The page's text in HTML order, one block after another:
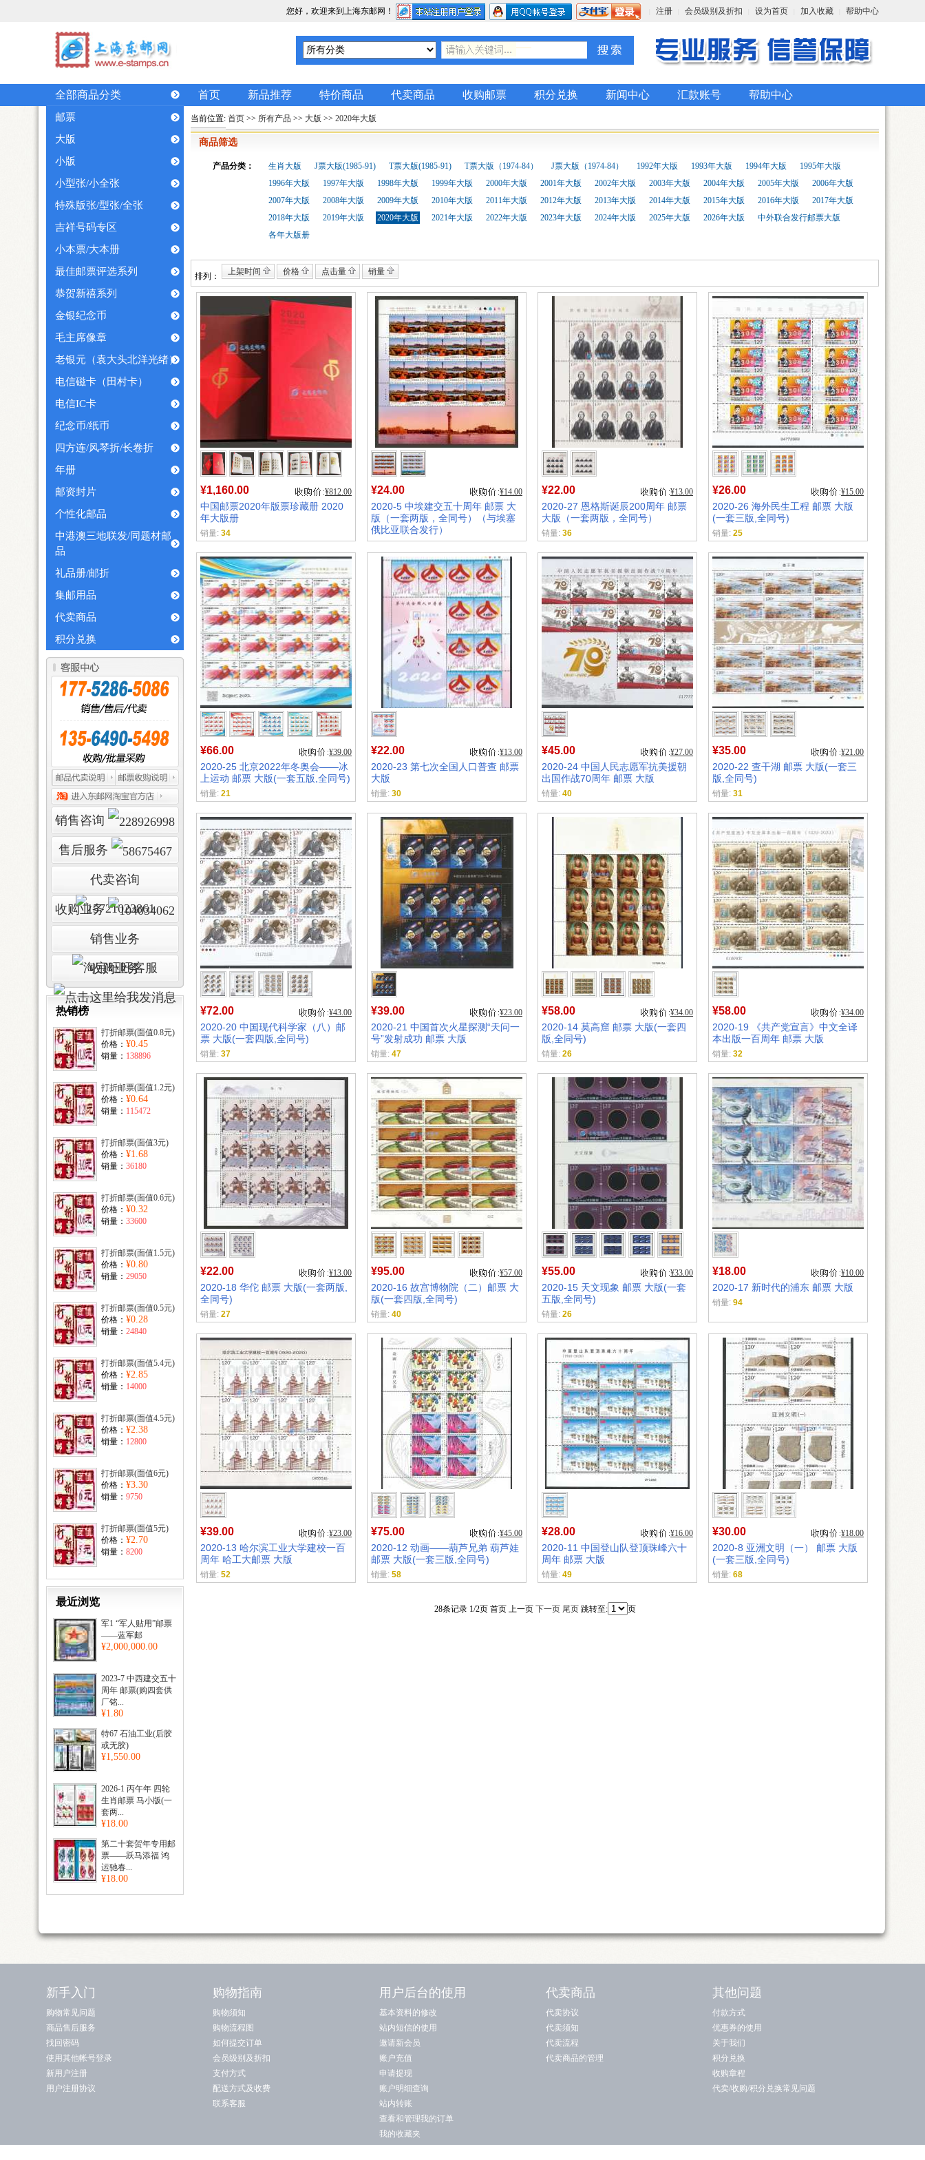
您好，欢迎来到上海东邮网！ 注册 会员级别及折扣 设为首页 加入收藏 帮助中心
全部商品分类 首页 新品推荐 特价商品 代卖商品 收购邮票 积分兑换 新闻中心 汇款账号 帮助中心
邮票
大版
小版
小型张/小全张
特殊版张/型张/全张
吉祥号码专区
小本票/大本册
最佳邮票评选系列
恭贺新禧系列
金银纪念币
毛主席像章
老银元（袁大头北洋光绪）
电信磁卡（田村卡）
电信IC卡
纪念币/纸币
四方连/风琴折/长卷折
年册
邮资封片
个性化邮品
中港澳三地联发/同题材邮
品
礼品册/邮折
集邮用品
代卖商品
积分兑换
销售咨询
售后服务
代卖咨询
收购业务
销售业务
收购业务
热销榜
打折邮票(面值0.8元)
价格： ¥0.45
销量： 138896
打折邮票(面值1.2元)
价格： ¥0.64
销量： 115472
打折邮票(面值3元)
价格： ¥1.68
销量： 36180
打折邮票(面值0.6元)
价格： ¥0.32
销量： 33600
打折邮票(面值1.5元)
价格： ¥0.80
销量： 29050
打折邮票(面值0.5元)
价格： ¥0.28
销量： 24840
打折邮票(面值5.4元)
价格： ¥2.85
销量： 14000
打折邮票(面值4.5元)
价格： ¥2.38
销量： 12800
打折邮票(面值6元)
价格： ¥3.30
销量： 9750
打折邮票(面值5元)
价格： ¥2.70
销量： 8200
最近浏览
军1 “军人贴用”邮票
——蓝军邮
¥2,000,000.00
2023-7 中西建交五十
周年 邮票(购四套供
厂铭...
¥1.80
特67 石油工业(后胶
或无胶)
¥1,550.00
2026-1 丙午年 四轮
生肖邮票 马小版(一
套两...
¥18.00
第二十套贺年专用邮
票——跃马添福 鸿
运驰春...
¥18.00
当前位置: 首页 >> 所有产品 >> 大版 >> 2020年大版
商品筛选
产品分类： 生肖大版 J票大版(1985-91) T票大版(1985-91) T票大版（1974-84） J票大版（1974-84） 1992年大版 1993年大版 1994年大版
1995年大版
1996年大版
1997年大版 1998年大版 1999年大版 2000年大版 2001年大版 2002年大版 2003年大版 2004年大版 2005年大版
2006年大版
2007年大版
2008年大版 2009年大版 2010年大版 2011年大版 2012年大版 2013年大版 2014年大版 2015年大版 2016年大版
2017年大版
2018年大版
2019年大版 2020年大版 2021年大版 2022年大版 2023年大版 2024年大版 2025年大版 2026年大版
中外联合发行邮票大版
各年大版册
排列： 上架时间 价格 点击量 销量
¥1,160.00 ¥812.00
中国邮票2020年版票珍藏册 2020
年大版册
销量: 34
¥24.00 ¥14.00
2020-5 中埃建交五十周年 邮票 大
版（一套两版，全同号）（与埃塞
俄比亚联合发行）
¥22.00 ¥13.00
2020-27 恩格斯诞辰200周年 邮票
大版（一套两版，全同号）
销量: 36
¥26.00 ¥15.00
2020-26 海外民生工程 邮票 大版
(一套三版,全同号)
销量: 25
¥66.00 ¥39.00
2020-25 北京2022年冬奥会——冰
上运动 邮票 大版(一套五版,全同号)
销量: 21
¥22.00 ¥13.00
2020-23 第七次全国人口普查 邮票
大版
销量: 30
¥45.00 ¥27.00
2020-24 中国人民志愿军抗美援朝
出国作战70周年 邮票 大版
销量: 40
¥35.00 ¥21.00
2020-22 查干湖 邮票 大版(一套三
版,全同号)
销量: 31
¥72.00 ¥43.00
2020-20 中国现代科学家（八）邮
票 大版(一套四版,全同号)
销量: 37
¥39.00 ¥23.00
2020-21 中国首次火星探测“天问一
号”发射成功 邮票 大版
销量: 47
¥58.00 ¥34.00
2020-14 莫高窟 邮票 大版(一套四
版,全同号)
销量: 26
¥58.00 ¥34.00
2020-19 《共产党宣言》中文全译
本出版一百周年 邮票 大版
销量: 32
¥22.00 ¥13.00
2020-18 华佗 邮票 大版(一套两版,
全同号)
销量: 27
¥95.00 ¥57.00
2020-16 故宫博物院（二）邮票 大
版(一套四版,全同号)
销量: 40
¥55.00 ¥33.00
2020-15 天文现象 邮票 大版(一套
五版,全同号)
销量: 26
¥18.00 ¥10.00
2020-17 新时代的浦东 邮票 大版
销量: 94
¥39.00 ¥23.00
2020-13 哈尔滨工业大学建校一百
周年 哈工大邮票 大版
销量: 52
¥75.00 ¥45.00
2020-12 动画——葫芦兄弟 葫芦娃
邮票 大版(一套三版,全同号)
销量: 58
¥28.00 ¥16.00
2020-11 中国登山队登顶珠峰六十
周年 邮票 大版
销量: 49
¥30.00 ¥18.00
2020-8 亚洲文明（一） 邮票 大版
(一套三版,全同号)
销量: 68
28条记录 1/2页 首页 上一页 下一页 尾页跳转至: 页
新手入门
购物常见问题
商品售后服务
找回密码
使用其他帐号登录
新用户注册
用户注册协议
购物指南
购物须知
购物流程图
如何提交订单
会员级别及折扣
支付方式
配送方式及收费
联系客服
用户后台的使用
基本资料的修改
站内短信的使用
邀请新会员
账户充值
申请提现
账户明细查询
站内转账
查看和管理我的订单
我的收藏夹
代卖商品
代卖协议
代卖须知
代卖流程
代卖商品的管理
其他问题
付款方式
优惠券的使用
关于我们
积分兑换
收购章程
代卖/收购/积分兑换常见问题